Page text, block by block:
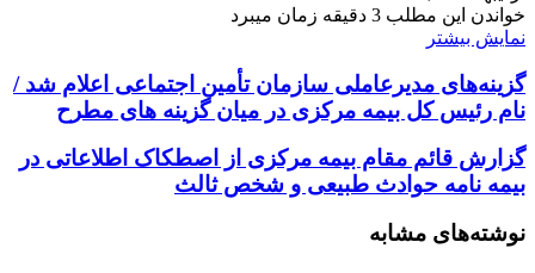
خواندن این مطلب 3 دقیقه زمان میبرد
نمایش بیشتر
گزینه‌های مدیرعاملی سازمان تأمین اجتماعی اعلام شد /
نام رئیس کل بیمه مرکزی در میان گزینه های مطرح
گزارش قائم مقام بیمه مرکزی از اصطکاک اطلاعاتی در
بیمه نامه حوادث طبیعی و شخص ثالث
نوشته‌های مشابه